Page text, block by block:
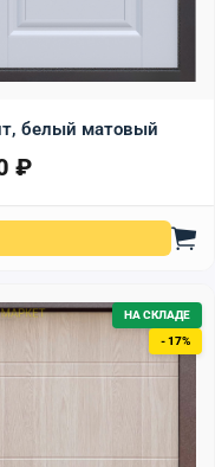
белый матовый
цена
₽цена: 36400 ₽.
НА СКЛАДЕ
- 17%